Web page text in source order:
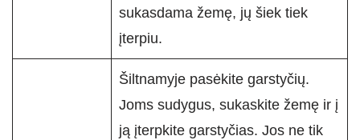
sukasdama žemę, jų šiek tiek
įterpiu.
Šiltnamyje pasėkite garstyčių.
Joms sudygus, sukaskite žemę ir į
ją įterpkite garstyčias. Jos ne tik